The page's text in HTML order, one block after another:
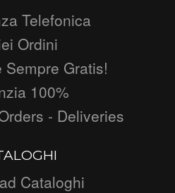
Telefonica
Ordini
Sempre Gratis!
100%
- Deliveries
Cataloghi